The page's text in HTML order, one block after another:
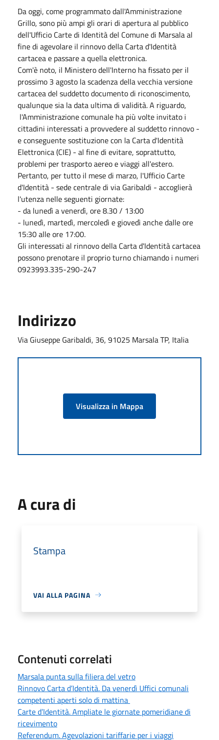
Da oggi, come programmato dall'Amministrazione
Grillo, sono più ampi gli orari di apertura al pubblico
dell'Ufficio Carte di Identità del Comune di Marsala al
fine di agevolare il rinnovo della Carta d'Identità
cartacea e passare a quella elettronica.
Com'è noto, il Ministero dell'Interno ha fissato per il
prossimo 3 agosto la scadenza della vecchia versione
cartacea del suddetto documento di riconoscimento,
qualunque sia la data ultima di validità. A riguardo,
l'Amministrazione comunale ha più volte invitato i
cittadini interessati a provvedere al suddetto rinnovo -
e conseguente sostituzione con la Carta d'Identità
Elettronica (CIE) - al fine di evitare, soprattutto,
problemi per trasporto aereo e viaggi all'estero.
Pertanto, per tutto il mese di marzo, l'Ufficio Carte
d'Identità - sede centrale di via Garibaldi - accoglierà
l'utenza nelle seguenti giornate:
- da lunedì a venerdì, ore 8.30 / 13:00
- lunedì, martedì, mercoledì e giovedì anche dalle ore
15:30 alle ore 17:00.
Gli interessati al rinnovo della Carta d'Identità cartacea
possono prenotare il proprio turno chiamando i numeri
0923993.335-290-247
Indirizzo
Via Giuseppe Garibaldi, 36, 91025 Marsala TP, Italia
Visualizza in Mappa
A cura di
Stampa
VAI ALLA PAGINA
Contenuti correlati
Marsala punta sulla filiera del vetro
Rinnovo Carta d’Identità. Da venerdì Uffici comunali
competenti aperti solo di mattina
Carte d’Identità. Ampliate le giornate pomeridiane di
ricevimento
Referendum. Agevolazioni tariffarie per i viaggi